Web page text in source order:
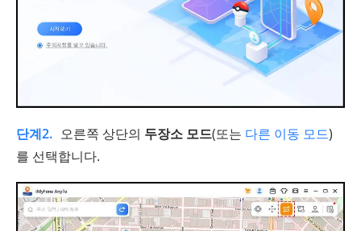
단계2. 오른쪽 상단의 두장소 모드(또는 다른 이동 모드)
를 선택합니다.